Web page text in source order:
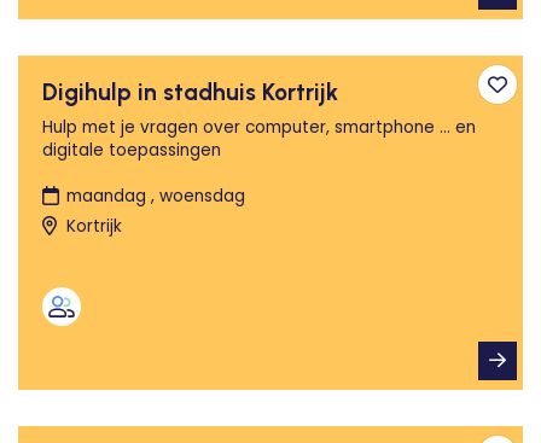
Digihulp in stadhuis Kortrijk
Hulp met je vragen over computer, smartphone ... en
digitale toepassingen
maandag , woensdag
Kortrijk